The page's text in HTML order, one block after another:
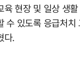
육 현장 및 일상 생
수 있도록 응급처치
다.